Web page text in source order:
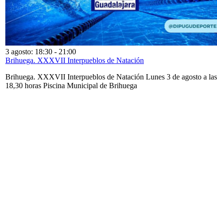
3 agosto: 18:30 - 21:00
Brihuega. XXXVII Interpueblos de Natación
Brihuega. XXXVII Interpueblos de Natación Lunes 3 de agosto a las
18,30 horas Piscina Municipal de Brihuega